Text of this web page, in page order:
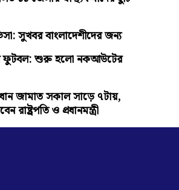
সুখবর বাংলাদেশীদের জন্য
ফুটবল: শুরু হলো নকআউটের
জামাত সকাল সাড়ে ৭টায়,
রাষ্ট্রপতি ও প্রধানমন্ত্রী